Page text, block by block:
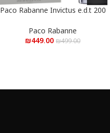
Paco Rabanne Invictus e.d.t 200
200 מ”ל
Paco Rabanne
₪499.00
₪449.00